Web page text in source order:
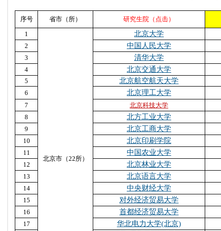
序号 省市（所）
研究生院（点击）
1
北京市（22所）
北京大学
2 中国人民大学
3 清华大学
4 北京交通大学
5 北京航空航天大学
6 北京理工大学
7
北京科技大学
8
北方工业大学
9 北京工商大学
10 北京印刷学院
11 中国农业大学
12 北京林业大学
13 北京语言大学
14 中央财经大学
15 对外经济贸易大学
16 首都经济贸易大学
17 华北电力大学(北京)